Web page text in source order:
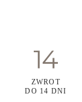
ZWROT
DO 14 DNI